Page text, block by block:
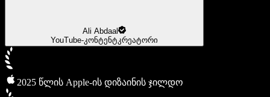
Ali Abdaal
YouTube-კონტენტკრეატორი
2025 წლის Apple-ის დიზაინის ჯილდო